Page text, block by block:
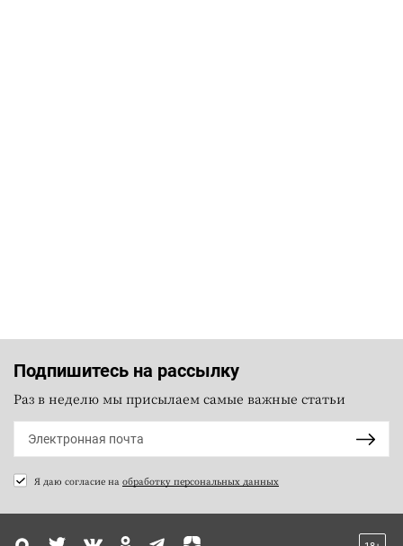
Подпишитесь на рассылку
Раз в неделю мы присылаем самые важные статьи
Я даю согласие на обработку персональных данных